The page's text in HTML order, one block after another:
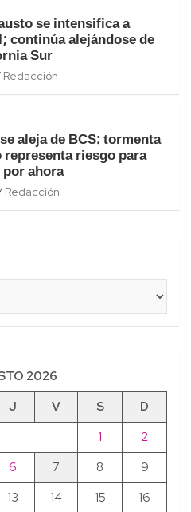
se intensifica a
continúa alejándose de
Sur
Redacción
aleja de BCS: tormenta
riesgo para
ahora
Redacción
2026
J V S
D
1
2
6 7 8
9
13 14 15 16